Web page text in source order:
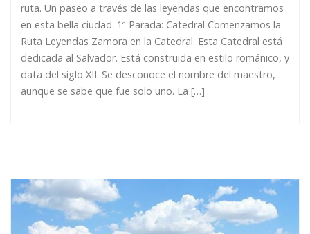
ruta. Un paseo a través de las leyendas que encontramos
en esta bella ciudad. 1ª Parada: Catedral Comenzamos la
Ruta Leyendas Zamora en la Catedral. Esta Catedral está
dedicada al Salvador. Está construida en estilo románico, y
data del siglo XII. Se desconoce el nombre del maestro,
aunque se sabe que fue solo uno. La […]